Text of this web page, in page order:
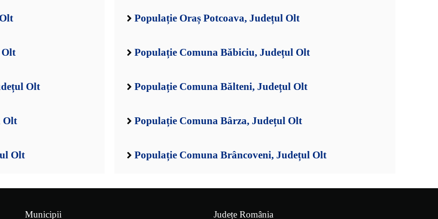
Populație Oraș Potcoava, Județul Olt
Olt Populație Comuna Băbiciu, Județul Olt
Olt Populație Comuna Bălteni, Județul Olt
Olt Populație Comuna Bârza, Județul Olt
Olt Populație Comuna Brâncoveni, Județul Olt
Municipii Județe România